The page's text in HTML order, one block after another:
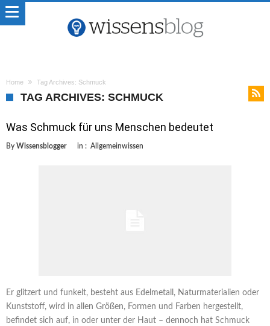
Home Tag Archives: Schmuck
TAG ARCHIVES: SCHMUCK
Was Schmuck für uns Menschen bedeutet
By Wissensblogger in : Allgemeinwissen
Er glitzert und funkelt, besteht aus Edelmetall, Naturmaterialien oder
Kunststoff, wird in allen Größen, Formen und Farben hergestellt,
befindet sich auf, in oder unter der Haut – dennoch hat Schmuck